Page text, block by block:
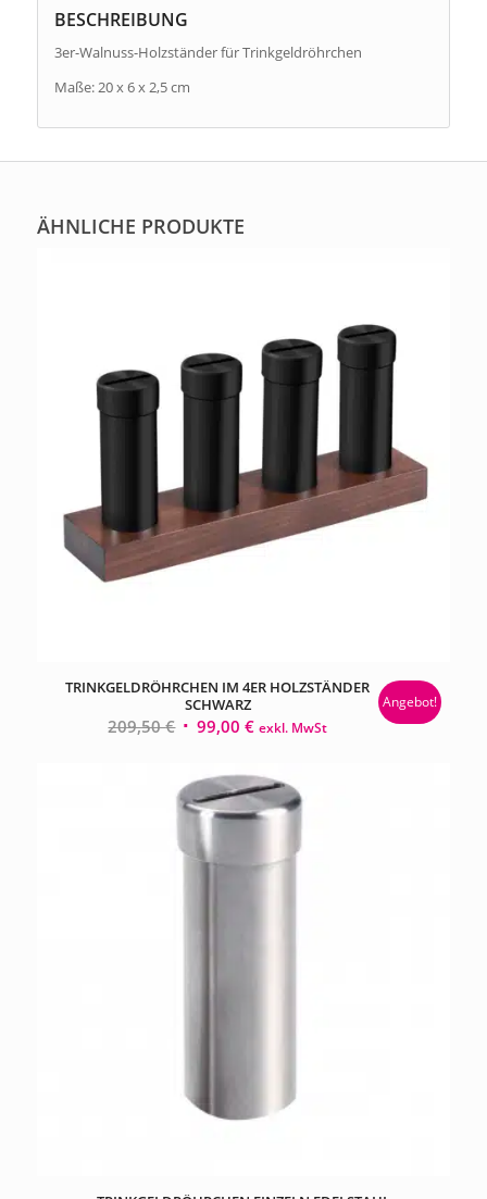
BESCHREIBUNG
3er-Walnuss-Holzständer für Trinkgeldröhrchen
Maße: 20 x 6 x 2,5 cm
ÄHNLICHE PRODUKTE
TRINKGELDRÖHRCHEN IM 4ER HOLZSTÄNDER
SCHWARZ
209,50€ Ursprünglicher
war:
209,50 €
99,00€Aktueller
ist:
99,00 €.
exkl. MwSt
Angebot!